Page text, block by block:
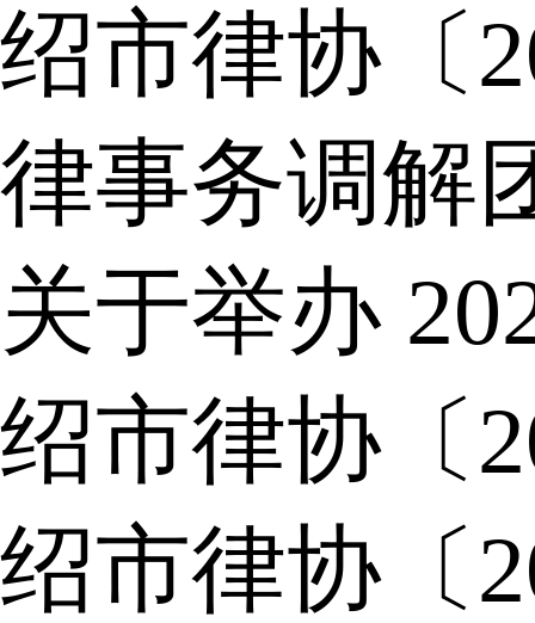
绍市律协〔
律事务调解
关于举办
绍市律协〔
绍市律协〔